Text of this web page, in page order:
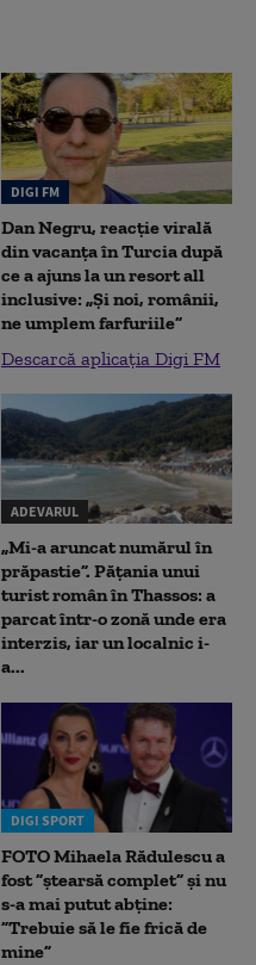
DIGI FM
Dan Negru, reacție virală
din vacanța în Turcia după
ce a ajuns la un resort all
inclusive: „Și noi, românii,
ne umplem farfuriile”
Descarcă aplicația Digi FM
ADEVARUL
„Mi-a aruncat numărul în
prăpastie”. Pățania unui
turist român în Thassos: a
parcat într-o zonă unde era
interzis, iar un localnic i-
a...
DIGI SPORT
FOTO Mihaela Rădulescu a
fost ”ștearsă complet” și nu
s-a mai putut abține:
”Trebuie să le fie frică de
mine”